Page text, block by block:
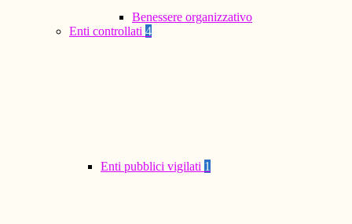
Benessere organizzativo
Enti controllati 4
Enti pubblici vigilati 1